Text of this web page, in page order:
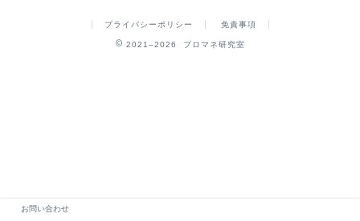
プライバシーポリシー 免責事項
2021–2026 プロマネ研究室
お問い合わせ